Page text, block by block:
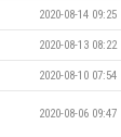
2020-08-14 09:25
2020-08-13 08:22
2020-08-10 07:54
2020-08-06 09:47